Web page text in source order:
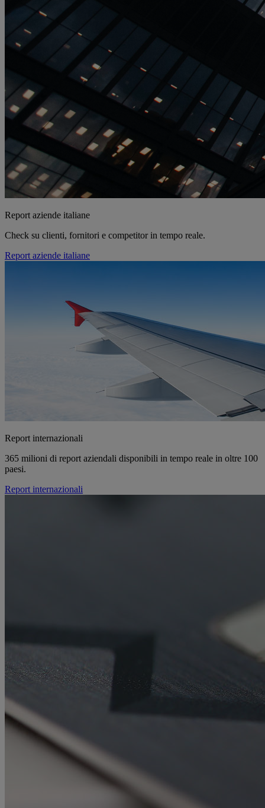
Report aziende italiane
Check su clienti, fornitori e competitor in tempo reale.
Report aziende italiane
Report internazionali
365 milioni di report aziendali disponibili in tempo reale in oltre 100
paesi.
Report internazionali